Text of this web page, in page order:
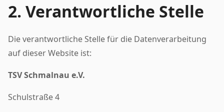
2. Verantwortliche Stelle
Die verantwortliche Stelle für die Datenverarbeitung
auf dieser Website ist:
TSV Schmalnau e.V.
Schulstraße 4